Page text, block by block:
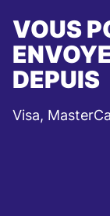
VOUS
DEPUIS
Visa,